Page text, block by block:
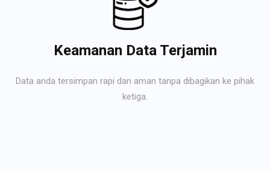
Keamanan Data Terjamin
Data anda tersimpan rapi dan aman tanpa dibagikan ke pihak
ketiga.